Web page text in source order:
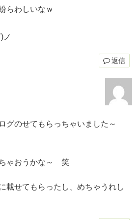
らわしいなｗ
ノ
返信
グのせてもらっちゃいました～
ゃおうかな～ 笑
載せてもらったし、めちゃうれし